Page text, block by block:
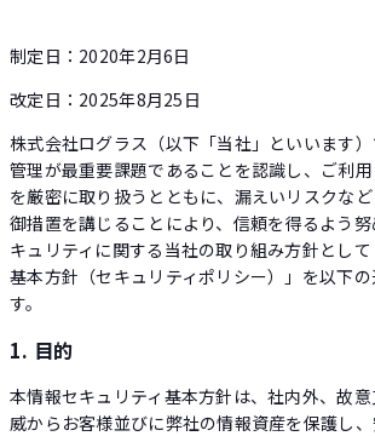
Loglass AI IR
制定日：2020年2月6日
改定日：2025年8月25日
株式会社ログラス（以下「当社」といいます
管理が最重要課題であることを認識し、ご利
を厳密に取り扱うとともに、漏えいリスクな
御措置を講じることにより、信頼を得るよう
キュリティに関する当社の取り組み方針とし
基本方針（セキュリティポリシー）」を以下
す。
1. 目的
本情報セキュリティ基本方針は、社内外、故
威からお客様並びに弊社の情報資産を保護し